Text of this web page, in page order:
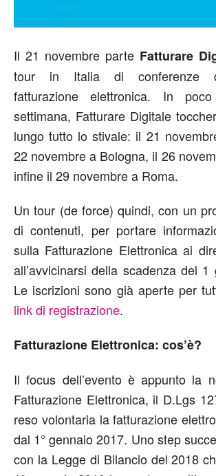
Il 21 novembre parte Fatturare
tour in Italia di conferenze
fatturazione elettronica. In
settimana, Fatturare Digitale
lungo tutto lo stivale: il 21
22 novembre a Bologna, il 26
infine il 29 novembre a Roma.
Un tour (de force) quindi, con un
di contenuti, per portare
sulla Fatturazione Elettronica ai
all’avvicinarsi della scadenza del 1
Le iscrizioni sono già aperte per
link di registrazione.
Fatturazione Elettronica: cos’è?
Il focus dell’evento è appunto la
Fatturazione Elettronica, il D.Lgs
reso volontaria la fatturazione
dal 1° gennaio 2017. Uno step
con la Legge di Bilancio del 2018